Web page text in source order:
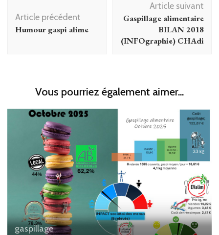
d'article
Article précédent
Humour gaspi alime
Article suivant
Gaspillage alimentaire
BILAN 2018
(INFOgraphie) CHAdi
Vous pourriez également aimer...
gaspillage